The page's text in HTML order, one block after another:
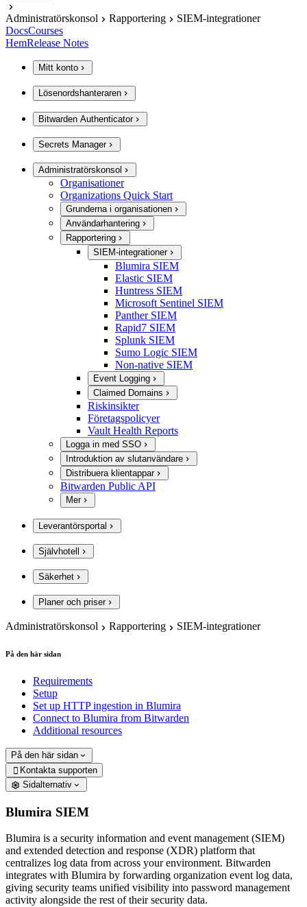
Administratörskonsol Rapportering
SIEM-integrationer
DocsCourses
HemRelease Notes
Mitt konto
Lösenordshanteraren
Bitwarden Authenticator
Secrets Manager
Administratörskonsol
Organisationer
Organizations Quick Start
Grunderna i organisationen
Användarhantering
Rapportering
SIEM-integrationer
Blumira SIEM
Elastic SIEM
Huntress SIEM
Microsoft Sentinel SIEM
Panther SIEM
Rapid7 SIEM
Splunk SIEM
Sumo Logic SIEM
Non-native SIEM
Event Logging
Claimed Domains
Riskinsikter
Företagspolicyer
Vault Health Reports
Logga in med SSO
Introduktion av slutanvändare
Distribuera klientappar
Bitwarden Public API
Mer
Leverantörsportal
Självhotell
Säkerhet
Planer och priser
Administratörskonsol Rapportering SIEM-integrationer
På den här sidan
Requirements
Setup
Set up HTTP ingestion in Blumira
Connect to Blumira from Bitwarden
Additional resources
På den här sidan
 Kontakta supporten
Sidalternativ
Blumira SIEM
Blumira is a security information and event management (SIEM)
and extended detection and response (XDR) platform that
centralizes log data from across your environment. Bitwarden
integrates with Blumira by forwarding organization event log data,
giving security teams unified visibility into password management
activity alongside the rest of their security data.